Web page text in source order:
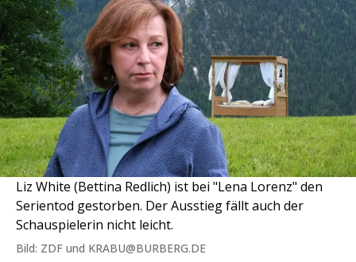
Liz White (Bettina Redlich) ist bei "Lena Lorenz" den
Serientod gestorben. Der Ausstieg fällt auch der
Schauspielerin nicht leicht.
Bild: ZDF und KRABU@BURBERG.DE